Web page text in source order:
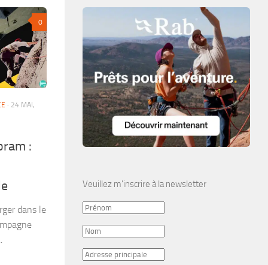
0
· 24 MAI,
:
dans le
Veuillez m'inscrire à la newsletter